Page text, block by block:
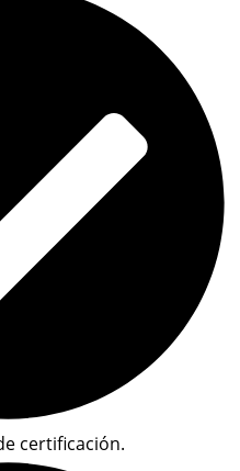
certificación.